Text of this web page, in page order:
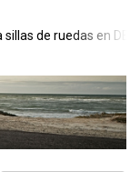
de ruedas en